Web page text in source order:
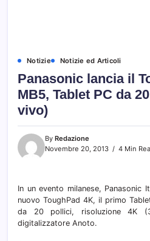
Notizie Notizie ed Articoli
Panasonic lancia il
MB5, Tablet PC da
vivo)
By Redazione
Novembre 20, 2013
4 Min
In un evento milanese, Panasonic
nuovo ToughPad 4K, il primo
da 20 pollici, risoluzione 4K
digitalizzatore Anoto.